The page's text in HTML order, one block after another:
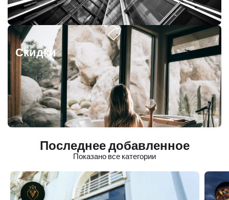
Скидки
Последнее добавленное
Показано все категории